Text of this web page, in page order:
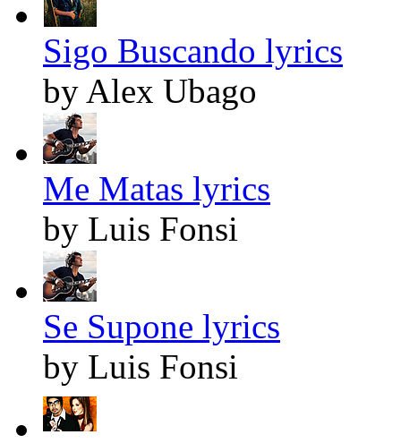
Sigo Buscando lyrics
by Alex Ubago
Me Matas lyrics
by Luis Fonsi
Se Supone lyrics
by Luis Fonsi